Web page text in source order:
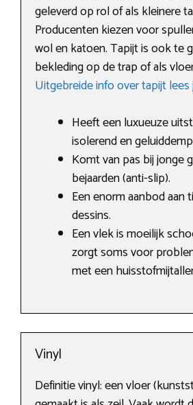
geleverd op rol of als kleinere
Producenten kiezen voor
wol en katoen. Tapijt is ook te
bekleding op de trap of als
Uitgebreide info over tapijt lees
Heeft een luxueuze
isolerend en
Komt van pas bij jonge
bejaarden (anti-slip).
Een enorm aanbod aan
dessins.
Een vlek is moeilijk
zorgt soms voor
met een
Vinyl
Definitie vinyl: een vloer